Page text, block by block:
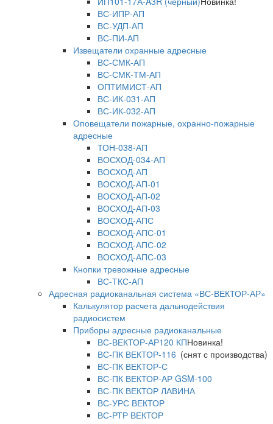
ВС-ИПР-АП
ВС-УДП-АП
ВС-ПИ-АП
Извещатели охранные адресные
ВС-СМК-АП
ВС-СМК-ТМ-АП
ОПТИМИСТ-АП
ВС-ИК-031-АП
ВС-ИК-032-АП
Оповещатели пожарные, охранно-пожарные
адресные
ТОН-038-АП
ВОСХОД-034-АП
ВОСХОД-АП
ВОСХОД-АП-01
ВОСХОД-АП-02
ВОСХОД-АП-03
ВОСХОД-АПС
ВОСХОД-АПС-01
ВОСХОД-АПС-02
ВОСХОД-АПС-03
Кнопки тревожные адресные
ВС-ТКС-АП
Адресная радиоканальная система «ВС-ВЕКТОР-АР»
Калькулятор расчета дальнодействия
радиосистем
Приборы адресные радиоканальные
ВС-ВЕКТОР-АР120 КПНовинка!
ВС-ПК ВЕКТОР-116 (снят с производства)
ВС-ПК ВЕКТОР-С
ВС-ПК ВЕКТОР-АР GSM-100
ВС-ПК ВЕКТОР ЛАВИНА
ВС-УРС ВЕКТОР
ВС-РТР ВЕКТОР